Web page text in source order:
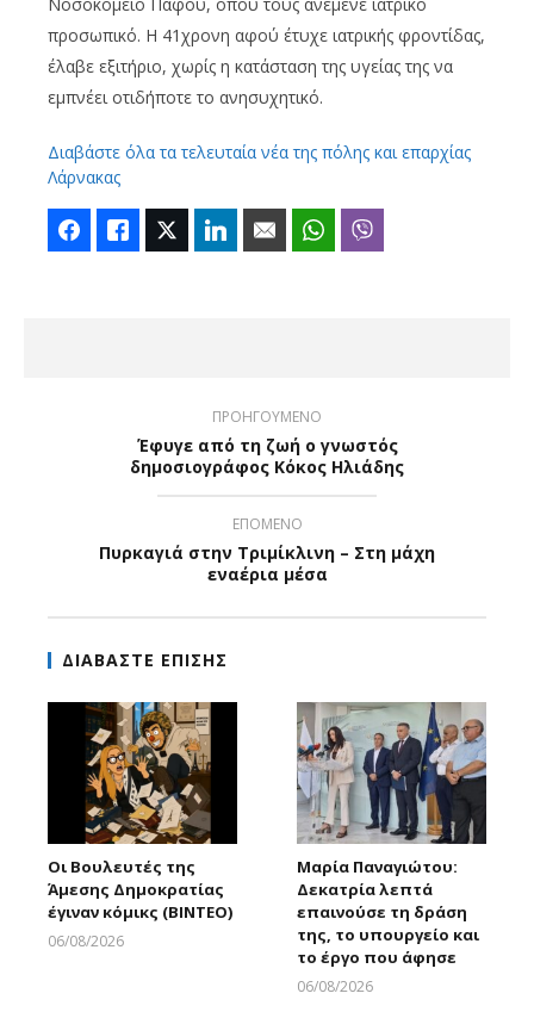
προσωπικό. Η 41χρονη αφού έτυχε ιατρικής φροντίδας,
έλαβε εξιτήριο, χωρίς η κατάσταση της υγείας της να
εμπνέει οτιδήποτε το ανησυχητικό.
Διαβάστε όλα τα τελευταία νέα της πόλης και επαρχίας
Λάρνακας
FacebookLike Twitter LinkedIn Email WhatsApp
ΠΡΟΗΓΟΥΜΕΝΟ
Έφυγε από τη ζωή ο γνωστός
δημοσιογράφος Κόκος Ηλιάδης
ΕΠΟΜΕΝΟ
Πυρκαγιά στην Τριμίκλινη – Στη μάχη
εναέρια μέσα
ΔΙΑΒΑΣΤΕ ΕΠΙΣΗΣ
Οι Βουλευτές της
Άμεσης Δημοκρατίας
έγιναν κόμικς (ΒΙΝΤΕΟ)
06/08/2026
Μαρία Παναγιώτου:
Δεκατρία λεπτά
επαινούσε τη δράση
της, το υπουργείο και
το έργο που άφησε
06/08/2026